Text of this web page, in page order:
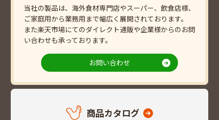
当社の製品は、海外食材専門店やスーパー、飲食店様、
ご家庭用から業務用まで幅広く展開されております。
また楽天市場にてのダイレクト通販や企業様からのお問
い合わせも承っております。
お問い合わせ
商品カタログ